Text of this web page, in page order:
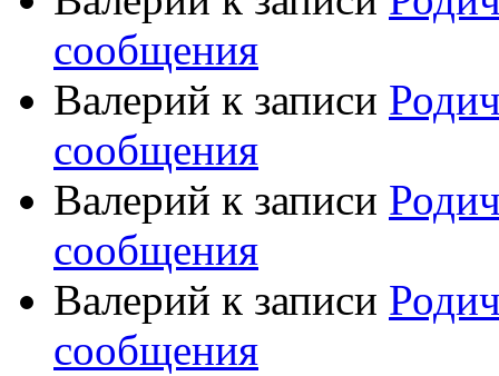
сообщения
Валерий к записи
сообщения
Валерий к записи
сообщения
Валерий к записи
сообщения